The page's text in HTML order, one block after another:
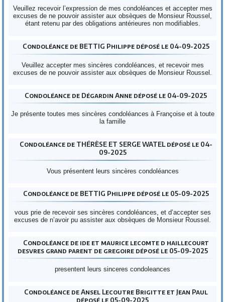
Veuillez recevoir l’expression de mes condoléances et accepter mes
excuses de ne pouvoir assister aux obsèques de Monsieur Roussel,
étant retenu par des obligations antérieures non modifiables.
Condoléance de BETTIG Philippe déposé le 04-09-2025
Veuillez accepter mes sincères condoléances, et recevoir mes
excuses de ne pouvoir assister aux obsèques de Monsieur Roussel.
Condoléance de Dégardin Anne déposé le 04-09-2025
Je présente toutes mes sincères condoléances à Françoise et à toute
la famille
Condoléance de THÉRÈSE ET SERGE WATEL déposé le 04-
09-2025
Vous présentent leurs sincères condoléances
Condoléance de BETTIG Philippe déposé le 05-09-2025
vous prie de recevoir ses sincères condoléances, et d’accepter ses
excuses de n’avoir pu assister aux obsèques de Monsieur Roussel.
Condoléance de ide et maurice lecomte d haillecourt
desvres grand parent de gregoire déposé le 05-09-2025
presentent leurs sinceres condoleances
Condoléance de Ansel Lecoutre Brigitte et Jean Paul
déposé le 05-09-2025